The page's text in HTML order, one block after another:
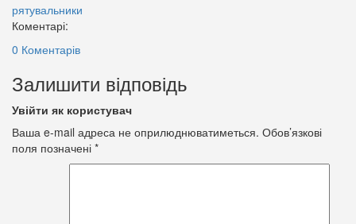
рятувальники
Коментарі:
0 Коментарів
Залишити відповідь
Увійти як користувач
Ваша e-mail адреса не оприлюднюватиметься. Обов’язкові
поля позначені *